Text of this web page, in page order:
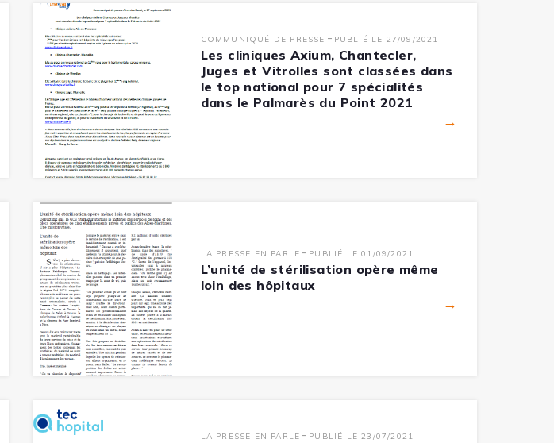
COMMUNIQUÉ DE PRESSE - PUBLIÉ LE 27/09/2021
Les cliniques Axium, Chantecler,
Juges et Vitrolles sont classées dans
le top national pour 7 spécialités
dans le Palmarès du Point 2021
→
LA PRESSE EN PARLE - PUBLIÉ LE 01/09/2021
L’unité de stérilisation opère même
loin des hôpitaux
→
LA PRESSE EN PARLE - PUBLIÉ LE 23/07/2021